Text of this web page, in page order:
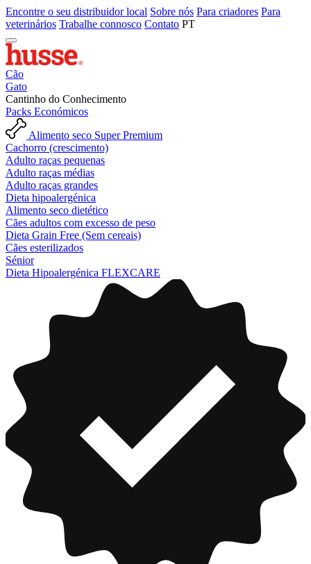
Encontre o seu distribuidor local Sobre nós Para criadores Para
veterinários Trabalhe connosco Contato PT
Cão
Gato
Cantinho do Conhecimento
Packs Económicos
Alimento seco Super Premium
Cachorro (crescimento)
Adulto raças pequenas
Adulto raças médias
Adulto raças grandes
Dieta hipoalergénica
Alimento seco dietético
Cães adultos com excesso de peso
Dieta Grain Free (Sem cereais)
Cães esterilizados
Sénior
Dieta Hipoalergénica FLEXCARE